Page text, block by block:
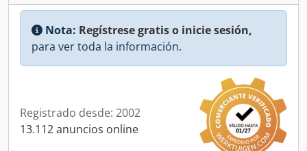
Nota: Regístrese gratis o inicie sesión,
para ver toda la información.
Registrado desde: 2002
13.112 anuncios online